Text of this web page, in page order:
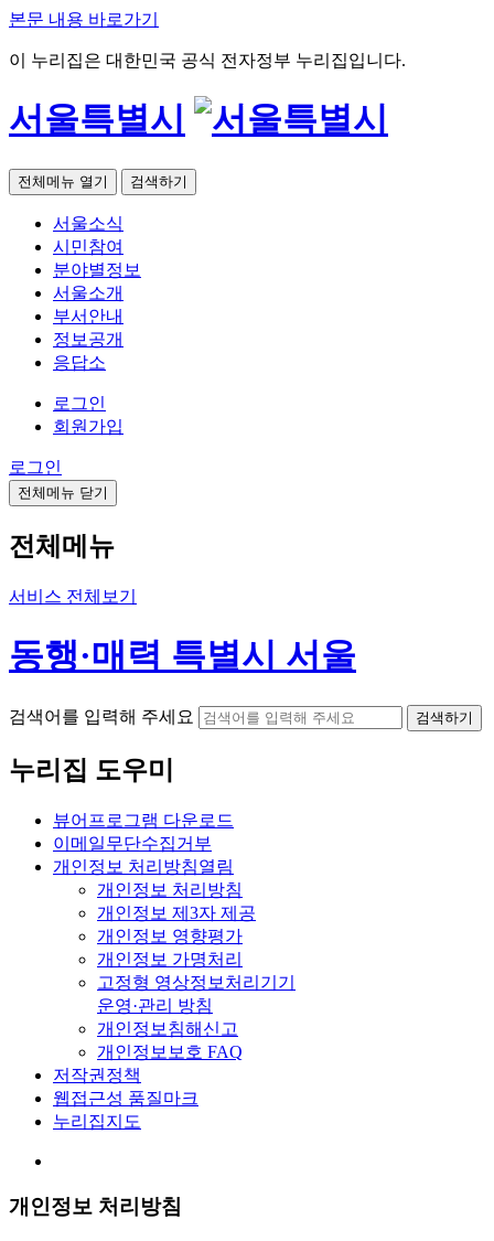
본문 내용 바로가기
이 누리집은 대한민국 공식 전자정부 누리집입니다.
서울특별시
전체메뉴 열기 검색하기
서울소식
시민참여
분야별정보
서울소개
부서안내
정보공개
응답소
로그인
회원가입
로그인
전체메뉴 닫기
전체메뉴
서비스 전체보기
동행·매력 특별시 서울
검색어를 입력해 주세요 검색하기
누리집 도우미
뷰어프로그램 다운로드
이메일무단수집거부
개인정보 처리방침열림
개인정보 처리방침
개인정보 제3자 제공
개인정보 영향평가
개인정보 가명처리
고정형 영상정보처리기기
운영·관리 방침
개인정보침해신고
개인정보보호 FAQ
저작권정책
웹접근성 품질마크
누리집지도
개인정보 처리방침